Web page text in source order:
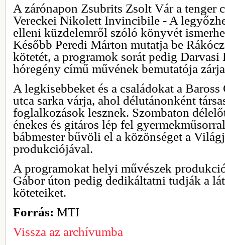
A zárónapon Zsubrits Zsolt Vár a tenger
Vereckei Nikolett Invincibile - A
elleni küzdelemről szóló könyvét
Később Peredi Márton mutatja be
kötetét, a programok sorát pedig
hóregény című művének bemutatója
A legkisebbeket és a családokat a
utca sarka várja, ahol délutánonként
foglalkozások lesznek. Szombaton
énekes és gitáros lép fel
bábmester bűvöli el a közönséget a
produkciójával.
A programokat helyi művészek
Gábor úton pedig dedikáltatni tudják a
köteteiket.
Forrás: MTI
Vissza az archívumba